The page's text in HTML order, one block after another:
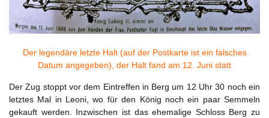
Der legendäre letzte Halt (auf der Postkarte ist ein falsches
Datum angegeben), der Halt fand am 12. Juni statt
Der Zug stoppt vor dem Eintreffen in Berg um 12 Uhr 30 noch ein
letztes Mal in Leoni, wo für den König noch ein paar Semmeln
gekauft werden. Inzwischen ist das ehemalige Schloss Berg zu